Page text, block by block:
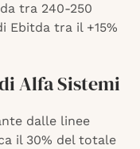
tra 240-250
Ebitda tra il +15%
Alfa Sistemi
dalle linee
il 30% del totale